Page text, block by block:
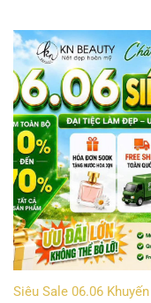
Siêu Sale 06.06